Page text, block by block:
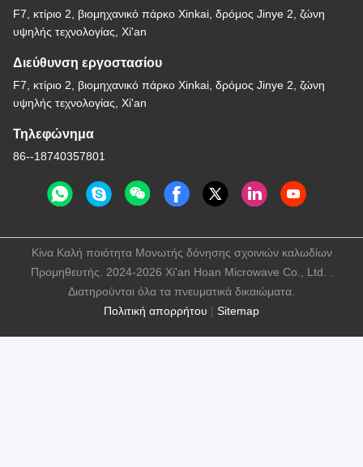
F7, κτίριο 2, βιομηχανικό πάρκο Xinkai, δρόμος Jinye 2, ζώνη
υψηλής τεχνολογίας, Xi'an
Διεύθυνση εργοστασίου
F7, κτίριο 2, βιομηχανικό πάρκο Xinkai, δρόμος Jinye 2, ζώνη
υψηλής τεχνολογίας, Xi'an
Τηλεφώνημα
86--18740357801
Πολιτική απορρήτου | Sitemap
Κίνα Καλή ποιότητα Μονωτής δόνησης σχοινιών καλωδίων
Προμηθευτής. 2024-2026 Xi'an Hoan Microwave Co., Ltd. .
Διατηρούνται όλα τα πνευματικά δικαιώματα.